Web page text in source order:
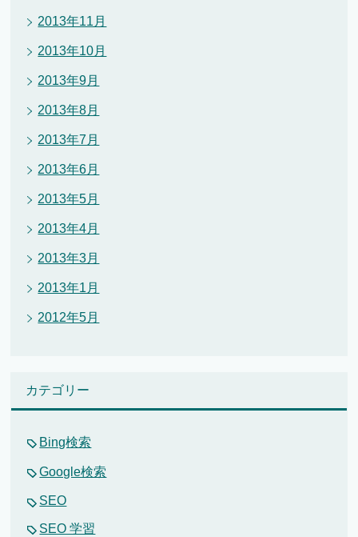
2013年11月
2013年10月
2013年9月
2013年8月
2013年7月
2013年6月
2013年5月
2013年4月
2013年3月
2013年1月
2012年5月
カテゴリー
Bing検索
Google検索
SEO
SEO 学習